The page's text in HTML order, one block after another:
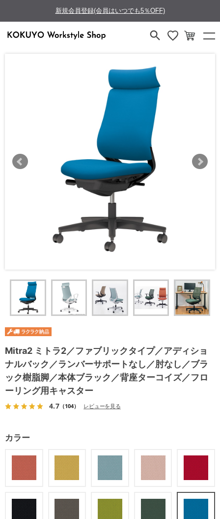
新規会員登録(会員はいつでも5％OFF)
Mitra2 ミトラ2／ファブリックタイプ／アディショ
ナルバック／ランバーサポートなし／肘なし／ブラ
ック樹脂脚／本体ブラック／背座ターコイズ／フロ
ーリング用キャスター
4.7（104） レビューを見る
カラー